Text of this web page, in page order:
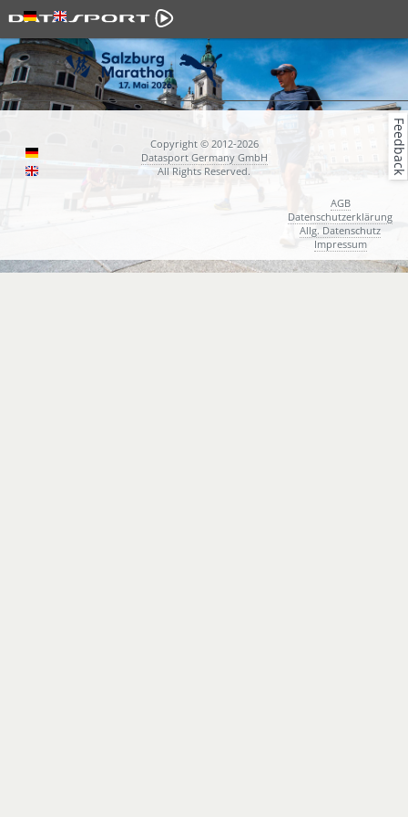
Copyright © 2012-2026
Datasport Germany GmbH
All Rights Reserved.
AGB
Datenschutzerklärung
Allg. Datenschutz
Impressum
Feedback